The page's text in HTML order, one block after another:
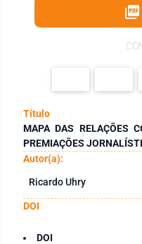
Título
MAPA DAS RELAÇÕES
PREMIAÇÕES
Autor(a):
Ricardo Uhry
DOI
DOI